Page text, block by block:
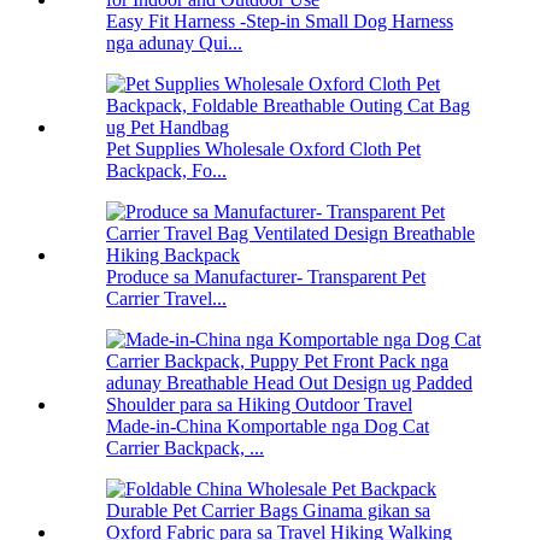
Easy Fit Harness -Step-in Small Dog Harness
nga adunay Qui...
Pet Supplies Wholesale Oxford Cloth Pet
Backpack, Fo...
Produce sa Manufacturer- Transparent Pet
Carrier Travel...
Made-in-China Komportable nga Dog Cat
Carrier Backpack, ...